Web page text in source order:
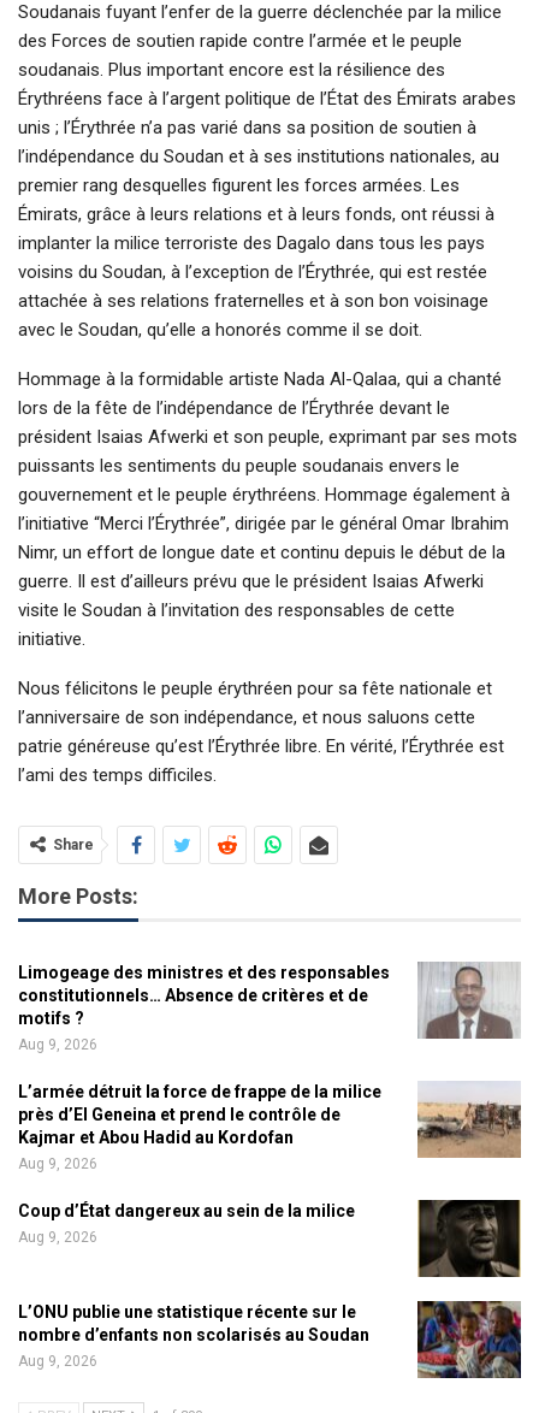
Soudanais fuyant l’enfer de la guerre déclenchée par la milice
des Forces de soutien rapide contre l’armée et le peuple
soudanais. Plus important encore est la résilience des
Érythréens face à l’argent politique de l’État des Émirats arabes
unis ; l’Érythrée n’a pas varié dans sa position de soutien à
l’indépendance du Soudan et à ses institutions nationales, au
premier rang desquelles figurent les forces armées. Les
Émirats, grâce à leurs relations et à leurs fonds, ont réussi à
implanter la milice terroriste des Dagalo dans tous les pays
voisins du Soudan, à l’exception de l’Érythrée, qui est restée
attachée à ses relations fraternelles et à son bon voisinage
avec le Soudan, qu’elle a honorés comme il se doit.
Hommage à la formidable artiste Nada Al-Qalaa, qui a chanté
lors de la fête de l’indépendance de l’Érythrée devant le
président Isaias Afwerki et son peuple, exprimant par ses mots
puissants les sentiments du peuple soudanais envers le
gouvernement et le peuple érythréens. Hommage également à
l’initiative “Merci l’Érythrée”, dirigée par le général Omar Ibrahim
Nimr, un effort de longue date et continu depuis le début de la
guerre. Il est d’ailleurs prévu que le président Isaias Afwerki
visite le Soudan à l’invitation des responsables de cette
initiative.
Nous félicitons le peuple érythréen pour sa fête nationale et
l’anniversaire de son indépendance, et nous saluons cette
patrie généreuse qu’est l’Érythrée libre. En vérité, l’Érythrée est
l’ami des temps difficiles.
Share
More Posts:
Limogeage des ministres et des responsables
constitutionnels… Absence de critères et de
motifs ?
Aug 9, 2026
L’armée détruit la force de frappe de la milice
près d’El Geneina et prend le contrôle de
Kajmar et Abou Hadid au Kordofan
Aug 9, 2026
Coup d’État dangereux au sein de la milice
Aug 9, 2026
L’ONU publie une statistique récente sur le
nombre d’enfants non scolarisés au Soudan
Aug 9, 2026